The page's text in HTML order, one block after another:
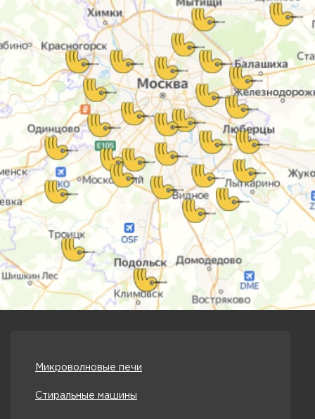
Микроволновые печи
Стиральные машины